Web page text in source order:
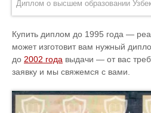
Диплом о высшем образовании
Купить диплом до 1995 года —
может изготовит вам нужный
до 2002 года выдачи — от вас
заявку и мы свяжемся с вами.